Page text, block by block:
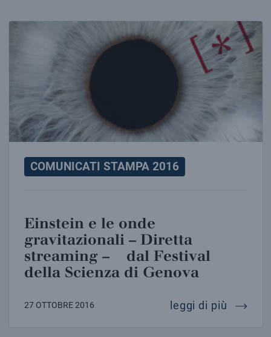
Einstein e le onde gravitazionali – Diretta streaming
COMUNICATI STAMPA 2016
Einstein e le onde
gravitazionali – Diretta
streaming – dal Festival
della Scienza di Genova
27 OTTOBRE 2016 leggi di più